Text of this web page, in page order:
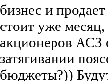
бизнес и
стоит уже
акционеров АСЗ
затягивании
бюджеты?))